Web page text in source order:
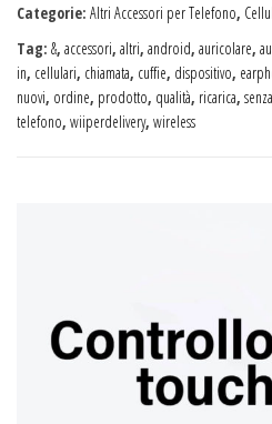
Categorie: Altri Accessori per Telefono,
Tag: &, accessori, altri, android, auricolare,
in, cellulari, chiamata, cuffie, dispositivo,
nuovi, ordine, prodotto, qualità, ricarica, senza
telefono, wiiperdelivery, wireless